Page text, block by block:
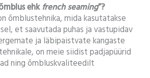
ehkfrench seaming”?
õmblustehnika, mida kasutatakse
et saavutada puhas ja vastupidav
ja läbipaistvate kangaste
on meie siidist padjapüürid
ning õmbluskvaliteedilt